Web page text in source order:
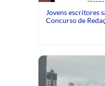
Jovens escritores
Concurso de